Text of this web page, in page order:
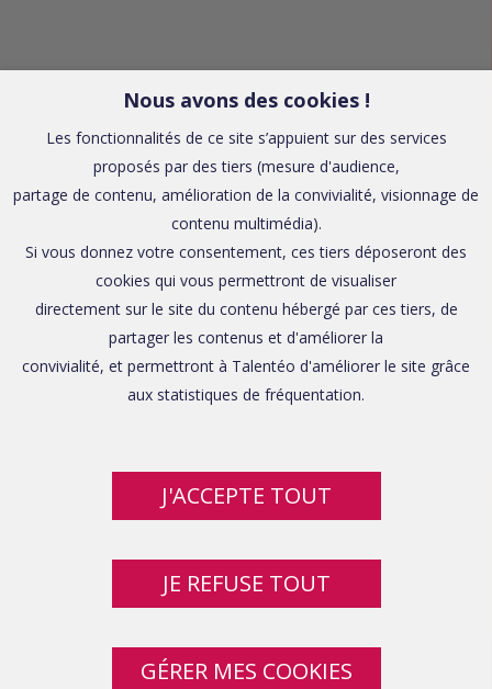
Nous avons des cookies !
Les fonctionnalités de ce site s’appuient sur des services
proposés par des tiers (mesure d'audience,
partage de contenu, amélioration de la convivialité, visionnage de
contenu multimédia).
Si vous donnez votre consentement, ces tiers déposeront des
cookies qui vous permettront de visualiser
directement sur le site du contenu hébergé par ces tiers, de
partager les contenus et d'améliorer la
convivialité, et permettront à Talentéo d'améliorer le site grâce
aux statistiques de fréquentation.
J'ACCEPTE TOUT
JE REFUSE TOUT
GÉRER MES COOKIES